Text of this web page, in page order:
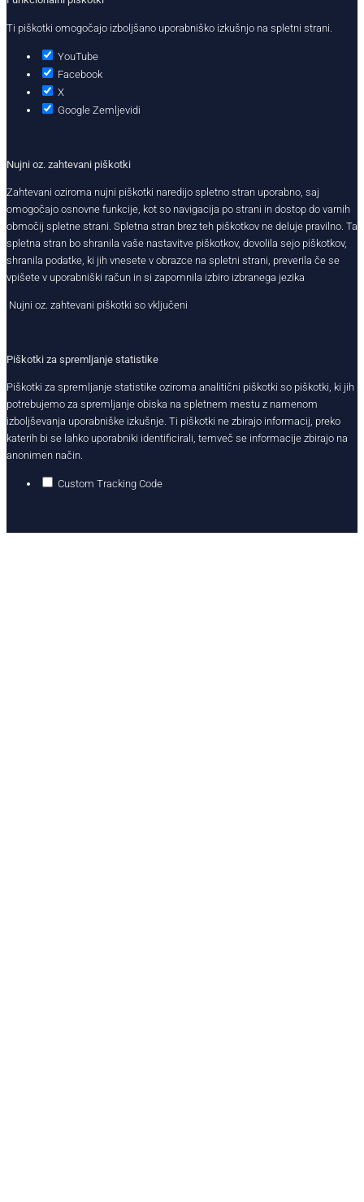
Ti piškotki omogočajo izboljšano uporabniško izkušnjo na spletni strani.
YouTube
Facebook
X
Google Zemljevidi
Nujni oz. zahtevani piškotki
Zahtevani oziroma nujni piškotki naredijo spletno stran uporabno, saj
omogočajo osnovne funkcije, kot so navigacija po strani in dostop do varnih
območij spletne strani. Spletna stran brez teh piškotkov ne deluje pravilno. Ta
spletna stran bo shranila vaše nastavitve piškotkov, dovolila sejo piškotkov,
shranila podatke, ki jih vnesete v obrazce na spletni strani, preverila če se
vpišete v uporabniški račun in si zapomnila izbiro izbranega jezika
Nujni oz. zahtevani piškotki so vključeni
Piškotki za spremljanje statistike
Piškotki za spremljanje statistike oziroma analitični piškotki so piškotki, ki jih
potrebujemo za spremljanje obiska na spletnem mestu z namenom
izboljševanja uporabniške izkušnje. Ti piškotki ne zbirajo informacij, preko
katerih bi se lahko uporabniki identificirali, temveč se informacije zbirajo na
anonimen način.
Custom Tracking Code